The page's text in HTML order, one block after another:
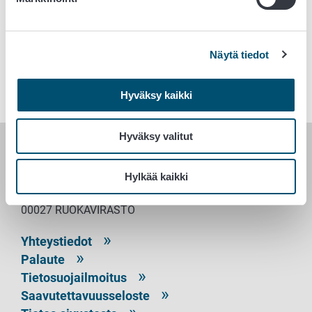
Näytä tiedot
Hyväksy kaikki
Hyväksy valitut
Hylkää kaikki
Lue lisää vertailunäytetutkimuksesta
Laboratoriopalvelut
RUOKAVIRASTO
PL 100
00027 RUOKAVIRASTO
Yhteystiedot
Palaute
Tietosuojailmoitus
Saavutettavuusseloste